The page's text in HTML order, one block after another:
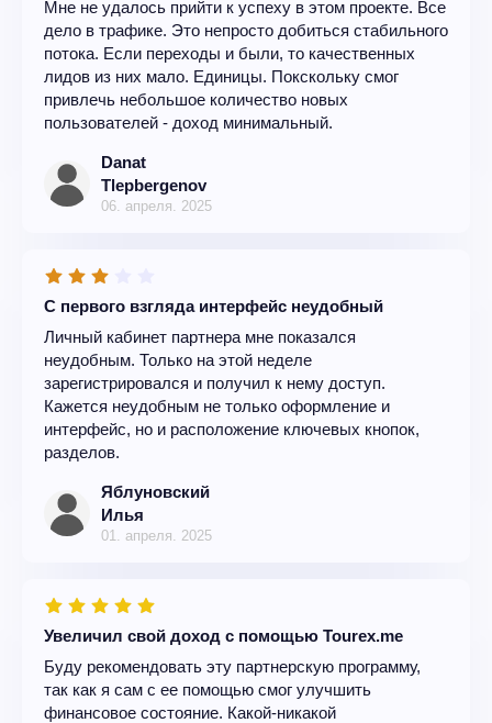
Мне не удалось прийти к успеху в этом проекте. Все
дело в трафике. Это непросто добиться стабильного
потока. Если переходы и были, то качественных
лидов из них мало. Единицы. Покскольку смог
привлечь небольшое количество новых
пользователей - доход минимальный.
Danat
Tlepbergenov
06. апреля. 2025
С первого взгляда интерфейс неудобный
Личный кабинет партнера мне показался
неудобным. Только на этой неделе
зарегистрировался и получил к нему доступ.
Кажется неудобным не только оформление и
интерфейс, но и расположение ключевых кнопок,
разделов.
Яблуновский
Илья
01. апреля. 2025
Увеличил свой доход с помощью Tourex.me
Буду рекомендовать эту партнерскую программу,
так как я сам с ее помощью смог улучшить
финансовое состояние. Какой-никакой